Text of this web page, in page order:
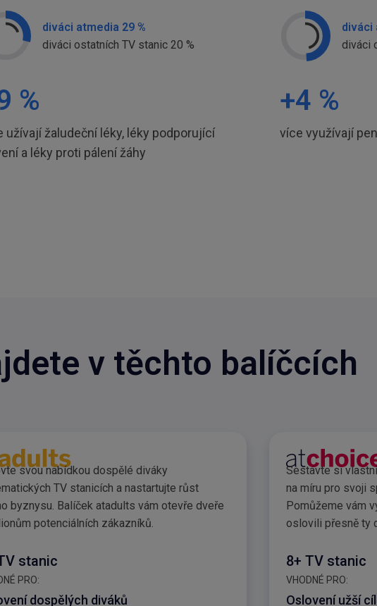
diváci atmedia 29 %
diváci ostatních TV stanic 20 %
%
užívají žaludeční léky, léky podporující
a léky proti pálení žáhy
diváci
diváci
+4 %
více využívají
v těchto balíčcích
balíček atadults
svou nabídkou dospělé diváky
TV stanicích a nastartujte růst
byznysu. Balíček atadults vám otevře dveře
potenciálních zákazníků.
stanic
PRO:
dospělých diváků
Sestavte si
na míru pro svoji
Pomůžeme vám
oslovili přesně ty
8+ TV stanic
VHODNÉ PRO:
Oslovení užší